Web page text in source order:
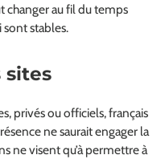
changer au fil du temps
stables.
sites
privés ou officiels, français
ne saurait engager la
ne visent qu’à permettre à